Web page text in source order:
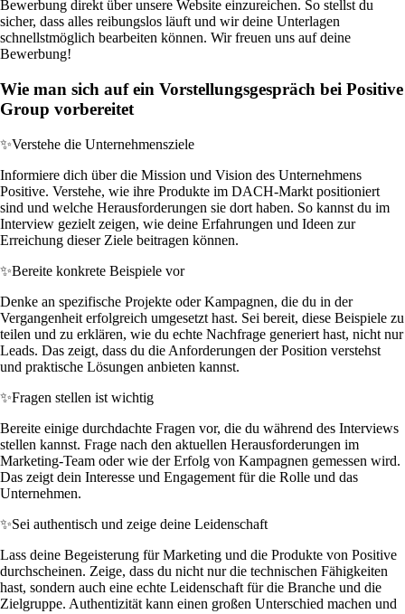
Bewerbung direkt über unsere Website einzureichen. So stellst du
sicher, dass alles reibungslos läuft und wir deine Unterlagen
schnellstmöglich bearbeiten können. Wir freuen uns auf deine
Bewerbung!
Wie man sich auf ein Vorstellungsgespräch bei Positive
Group vorbereitet
✨Verstehe die Unternehmensziele
Informiere dich über die Mission und Vision des Unternehmens
Positive. Verstehe, wie ihre Produkte im DACH-Markt positioniert
sind und welche Herausforderungen sie dort haben. So kannst du im
Interview gezielt zeigen, wie deine Erfahrungen und Ideen zur
Erreichung dieser Ziele beitragen können.
✨Bereite konkrete Beispiele vor
Denke an spezifische Projekte oder Kampagnen, die du in der
Vergangenheit erfolgreich umgesetzt hast. Sei bereit, diese Beispiele zu
teilen und zu erklären, wie du echte Nachfrage generiert hast, nicht nur
Leads. Das zeigt, dass du die Anforderungen der Position verstehst
und praktische Lösungen anbieten kannst.
✨Fragen stellen ist wichtig
Bereite einige durchdachte Fragen vor, die du während des Interviews
stellen kannst. Frage nach den aktuellen Herausforderungen im
Marketing-Team oder wie der Erfolg von Kampagnen gemessen wird.
Das zeigt dein Interesse und Engagement für die Rolle und das
Unternehmen.
✨Sei authentisch und zeige deine Leidenschaft
Lass deine Begeisterung für Marketing und die Produkte von Positive
durchscheinen. Zeige, dass du nicht nur die technischen Fähigkeiten
hast, sondern auch eine echte Leidenschaft für die Branche und die
Zielgruppe. Authentizität kann einen großen Unterschied machen und